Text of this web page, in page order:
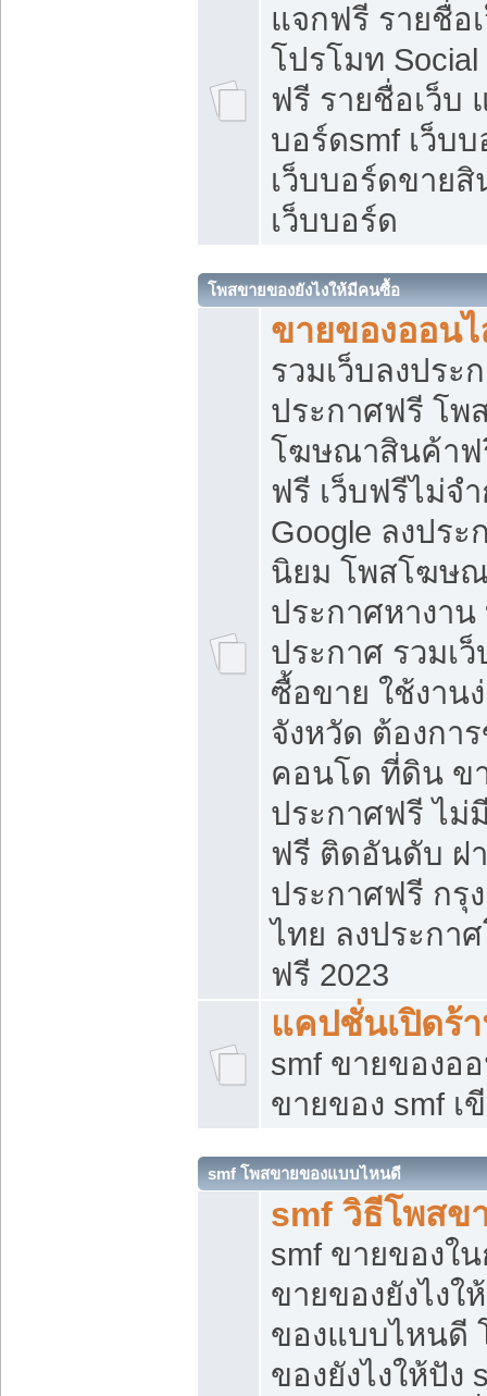
แจกฟรี รายชื่อ
โปรโมท
ฟรี รายชื่อเว็บ
บอร์ดsmf เว็บ
เว็บบอร์ดขาย
เว็บบอร์ด
โพสขายของยังไงให้มีคนซื้อ
ขายของออน
รวมเว็บลงประ
ประกาศฟรี โพ
โฆษณาสินค้าฟ
ฟรี เว็บฟรีไม่จ
Google ลงปร
นิยม โพสโฆษ
ประกาศหางาน
ประกาศ รวมเ
ซื้อขาย ใช้งาน
จังหวัด ต้องกา
คอนโด ที่ดิน ข
ประกาศฟรี ไม่
ฟรี ติดอันดับ ฝ
ประกาศฟรี กรุ
ไทย ลงประกา
ฟรี 2023
แคปชั่นเปิดร้
smf ขายของอ
ขายของ smf เ
smf โพสขายของแบบไหนดี
smf วิธีโพสข
smf ขายของใ
ขายของยังไง
ของแบบไหนดี
ของยังไงให้ปั